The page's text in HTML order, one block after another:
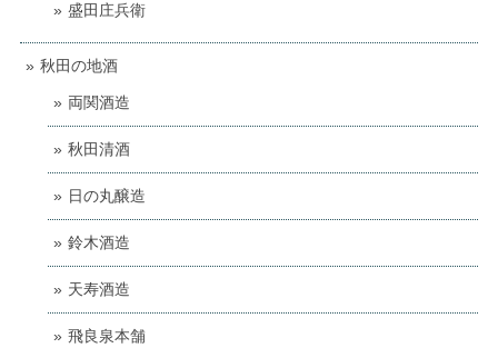
盛田庄兵衛
秋田の地酒
両関酒造
秋田清酒
日の丸醸造
鈴木酒造
天寿酒造
飛良泉本舗